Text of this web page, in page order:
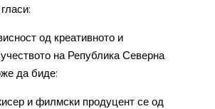
од креативното и
на Република Северна
да биде:
и филмски продуцент се од